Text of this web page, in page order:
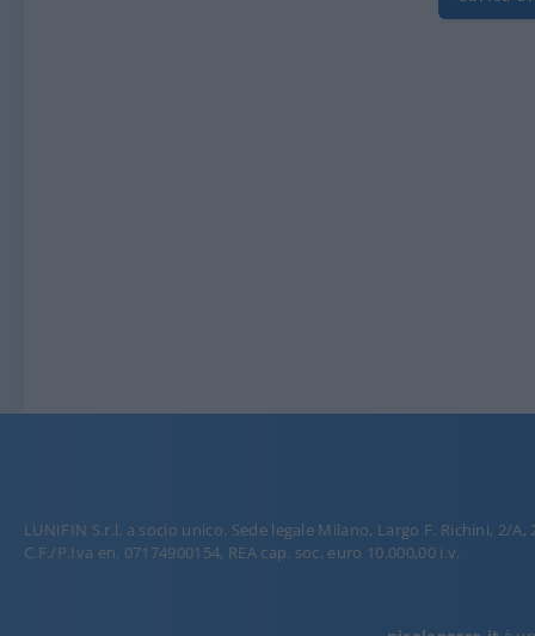
LUNIFIN S.r.l. a socio unico. Sede legale Milano, Largo F. Richini, 2/A,
C.F./P.Iva en. 07174900154, REA cap. soc. euro 10.000,00 i.v.